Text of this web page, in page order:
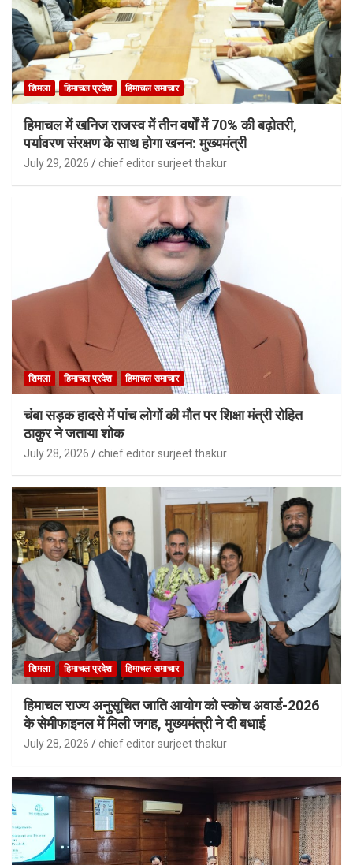
शिमला हिमाचल प्रदेश हिमाचल समाचार
हिमाचल में खनिज राजस्व में तीन वर्षों में 70% की बढ़ोतरी,
पर्यावरण संरक्षण के साथ होगा खनन: मुख्यमंत्री
July 29, 2026 chief editor surjeet thakur
शिमला हिमाचल प्रदेश हिमाचल समाचार
चंबा सड़क हादसे में पांच लोगों की मौत पर शिक्षा मंत्री रोहित
ठाकुर ने जताया शोक
July 28, 2026 chief editor surjeet thakur
शिमला हिमाचल प्रदेश हिमाचल समाचार
हिमाचल राज्य अनुसूचित जाति आयोग को स्कोच अवार्ड-2026
के सेमीफाइनल में मिली जगह, मुख्यमंत्री ने दी बधाई
July 28, 2026 chief editor surjeet thakur